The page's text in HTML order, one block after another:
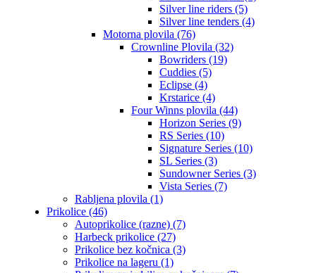
Silver line riders (5)
Silver line tenders (4)
Motorna plovila (76)
Crownline Plovila (32)
Bowriders (19)
Cuddies (5)
Eclipse (4)
Krstarice (4)
Four Winns plovila (44)
Horizon Series (9)
RS Series (10)
Signature Series (10)
SL Series (3)
Sundowner Series (3)
Vista Series (7)
Rabljena plovila (1)
Prikolice (46)
Autoprikolice (razne) (7)
Harbeck prikolice (27)
Prikolice bez kočnica (3)
Prikolice na lageru (1)